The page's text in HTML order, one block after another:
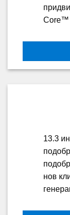
Core™
13.3
нов